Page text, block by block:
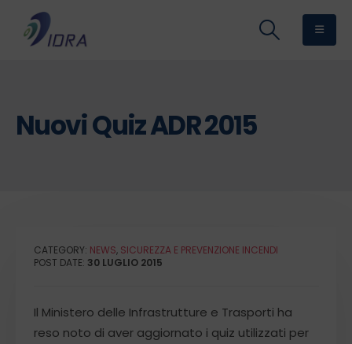
Nuovi Quiz ADR 2015
CATEGORY: NEWS, SICUREZZA E PREVENZIONE INCENDI
POST DATE: 30 LUGLIO 2015
Il Ministero delle Infrastrutture e Trasporti ha
reso noto di aver aggiornato i quiz utilizzati per